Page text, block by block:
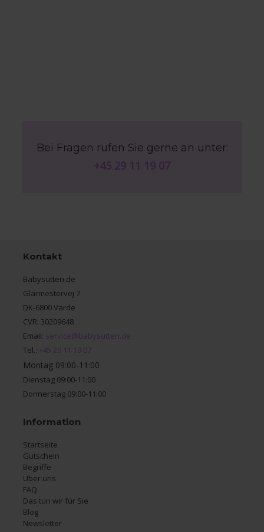
Bei Fragen rufen Sie gerne an unter:
+45 29 11 19 07
Kontakt
Babysutten.de
Glarmestervej 7
DK-6800 Varde
CVR: 30209648
Email: service@babysutten.de
Tel.: +45 29 11 19 07
Montag 09:00-11:00
Dienstag 09:00-11:00
Donnerstag 09:00-11:00
Information
Startseite
Gutschein
Begriffe
Über uns
FAQ
Das tun wir für Sie
Blog
Newsletter